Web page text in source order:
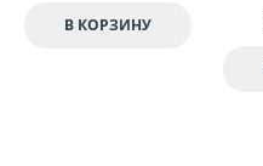
В КОРЗИНУ